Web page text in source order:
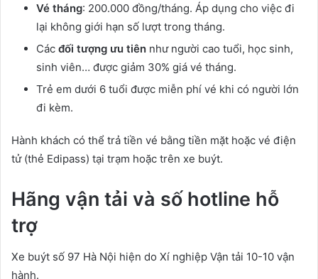
Vé tháng: 200.000 đồng/tháng. Áp dụng cho việc đi
lại không giới hạn số lượt trong tháng.
Các đối tượng ưu tiên như người cao tuổi, học sinh,
sinh viên… được giảm 30% giá vé tháng.
Trẻ em dưới 6 tuổi được miễn phí vé khi có người lớn
đi kèm.
Hành khách có thể trả tiền vé bằng tiền mặt hoặc vé điện
tử (thẻ Edipass) tại trạm hoặc trên xe buýt.
Hãng vận tải và số hotline hỗ
trợ
Xe buýt số 97 Hà Nội hiện do Xí nghiệp Vận tải 10-10 vận
hành.